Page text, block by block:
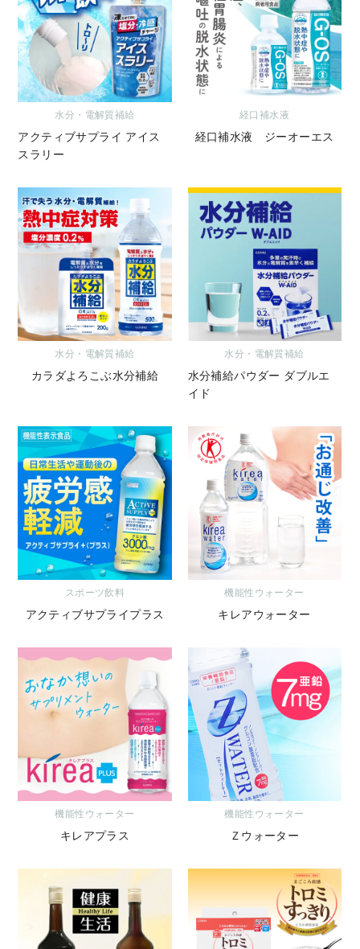
水分・電解質補給
アクティブサプライ アイス
スラリー
経口補水液
経口補水液 ジーオーエス
水分・電解質補給
カラダよろこぶ水分補給
水分・電解質補給
水分補給パウダー ダブルエ
イド
スポーツ飲料
アクティブサプライプラス
機能性ウォーター
キレアウォーター
機能性ウォーター
キレアプラス
機能性ウォーター
Ｚウォーター